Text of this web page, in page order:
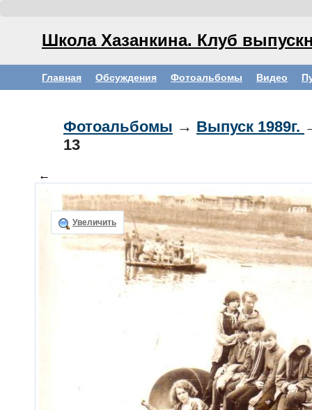
Школа Хазанкина. Клуб
Главная Обсуждения Фотоальбомы Видео
Фотоальбомы → Выпуск 1989г.
13
←
Увеличить